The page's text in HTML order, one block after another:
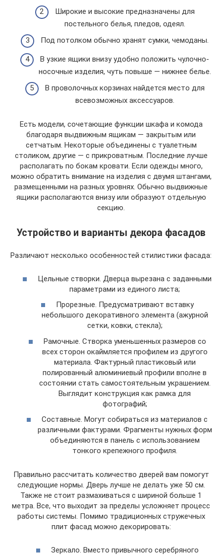
Широкие и высокие предназначены для
постельного белья, пледов, одеял.
Под потолком обычно хранят сумки, чемоданы.
В узкие ящики внизу удобно положить чулочно-
носочные изделия, чуть повыше — нижнее белье.
В проволочных корзинах найдется место для
всевозможных аксессуаров.
Есть модели, сочетающие функции шкафа и комода
благодаря выдвижным ящикам — закрытым или
сетчатым. Некоторые объединены с туалетным
столиком, другие — с прикроватным. Последние лучше
располагать по бокам кровати. Если одежды много,
можно обратить внимание на изделия с двумя штангами,
размещенными на разных уровнях. Обычно выдвижные
ящики располагаются внизу или образуют отдельную
секцию.
Устройство и варианты декора фасадов
Различают несколько особенностей стилистики фасада:
Цельные створки. Дверца вырезана с заданными
параметрами из единого листа;
Прорезные. Предусматривают вставку
небольшого декоративного элемента (ажурной
сетки, ковки, стекла);
Рамочные. Створка уменьшенных размеров со
всех сторон окаймляется профилем из другого
материала. Фактурный пластиковый или
полированный алюминиевый профили вполне в
состоянии стать самостоятельным украшением.
Выглядит конструкция как рамка для
фотографий;
Составные. Могут собираться из материалов с
различными фактурами. Фрагменты нужных форм
объединяются в панель с использованием
тонкого крепежного профиля.
Правильно рассчитать количество дверей вам помогут
следующие нормы. Дверь лучше не делать уже 50 см.
Также не стоит размахиваться с шириной больше 1
метра. Все, что выходит за пределы усложняет процесс
работы системы. Помимо традиционных стружечных
плит фасад можно декорировать:
Зеркало. Вместо привычного серебряного